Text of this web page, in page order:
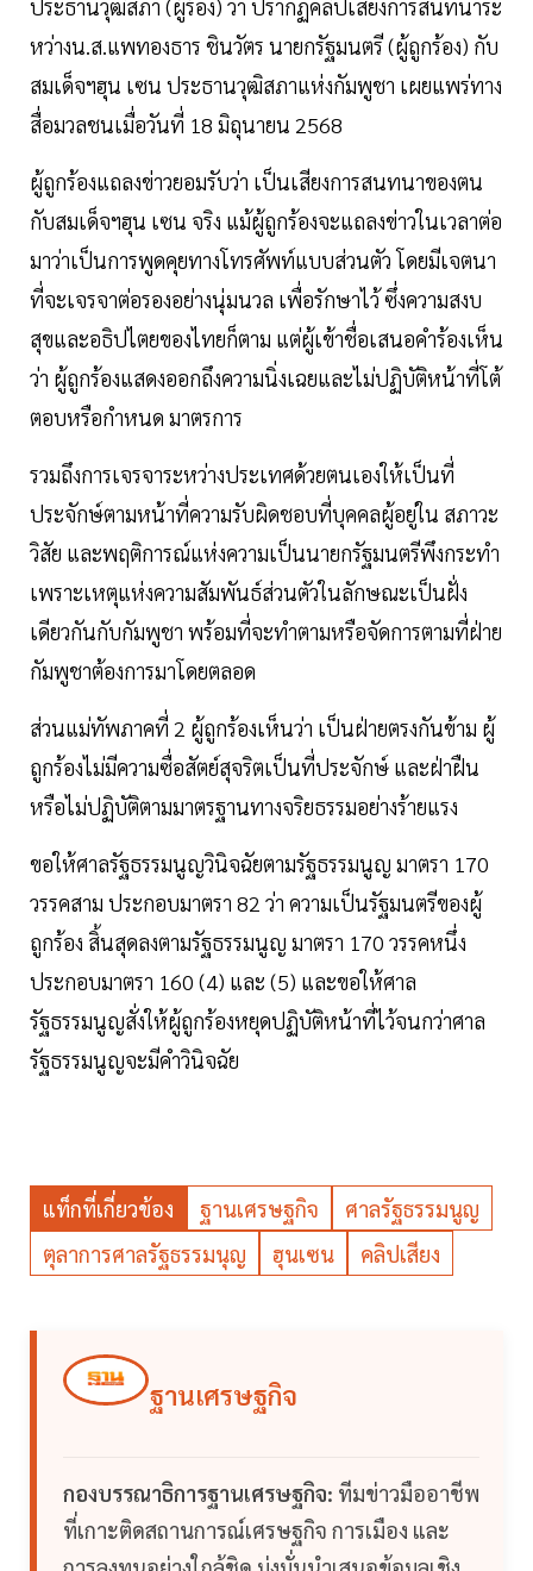
ประธานวุฒิสภา (ผู้ร้อง) ว่า ปรากฏคลิปเสียงการสนทนาระ
หว่างน.ส.แพทองธาร ชินวัตร นายกรัฐมนตรี (ผู้ถูกร้อง) กับ
สมเด็จฯฮุน เซน ประธานวุฒิสภาแห่งกัมพูชา เผยแพร่ทาง
สื่อมวลชนเมื่อวันที่ 18 มิถุนายน 2568
ผู้ถูกร้องแถลงข่าวยอมรับว่า เป็นเสียงการสนทนาของตน
กับสมเด็จฯฮุน เซน จริง แม้ผู้ถูกร้องจะแถลงข่าวในเวลาต่อ
มาว่าเป็นการพูดคุยทางโทรศัพท์แบบส่วนตัว โดยมีเจตนา
ที่จะเจรจาต่อรองอย่างนุ่มนวล เพื่อรักษาไว้ ซึ่งความสงบ
สุขและอธิปไตยของไทยก็ตาม แต่ผู้เข้าชื่อเสนอคําร้องเห็น
ว่า ผู้ถูกร้องแสดงออกถึงความนิ่งเฉยและไม่ปฏิบัติหน้าที่โต้
ตอบหรือกําหนด มาตรการ
รวมถึงการเจรจาระหว่างประเทศด้วยตนเองให้เป็นที่
ประจักษ์ตามหน้าที่ความรับผิดชอบที่บุคคลผู้อยู่ใน สภาวะ
วิสัย และพฤติการณ์แห่งความเป็นนายกรัฐมนตรีพึงกระทํา
เพราะเหตุแห่งความสัมพันธ์ส่วนตัวในลักษณะเป็นฝั่ง
เดียวกันกับกัมพูชา พร้อมที่จะทําตามหรือจัดการตามที่ฝ่าย
กัมพูชาต้องการมาโดยตลอด
ส่วนแม่ทัพภาคที่ 2 ผู้ถูกร้องเห็นว่า เป็นฝ่ายตรงกันข้าม ผู้
ถูกร้องไม่มีความซื่อสัตย์สุจริตเป็นที่ประจักษ์ และฝ่าฝืน
หรือไม่ปฏิบัติตามมาตรฐานทางจริยธรรมอย่างร้ายแรง
ขอให้ศาลรัฐธรรมนูญวินิจฉัยตามรัฐธรรมนูญ มาตรา 170
วรรคสาม ประกอบมาตรา 82 ว่า ความเป็นรัฐมนตรีของผู้
ถูกร้อง สิ้นสุดลงตามรัฐธรรมนูญ มาตรา 170 วรรคหนึ่ง
ประกอบมาตรา 160 (4) และ (5) และขอให้ศาล
รัฐธรรมนูญสั่งให้ผู้ถูกร้องหยุดปฏิบัติหน้าที่ไว้จนกว่าศาล
รัฐธรรมนูญจะมีคำวินิจฉัย
แท็กที่เกี่ยวข้อง ฐานเศรษฐกิจ
ศาลรัฐธรรมนูญ
ตุลาการศาลรัฐธรรมนุญ
ฮุนเซน คลิปเสียง
ฐานเศรษฐกิจ
กองบรรณาธิการฐานเศรษฐกิจ: ทีมข่าวมืออาชีพ
ที่เกาะติดสถานการณ์เศรษฐกิจ การเมือง และ